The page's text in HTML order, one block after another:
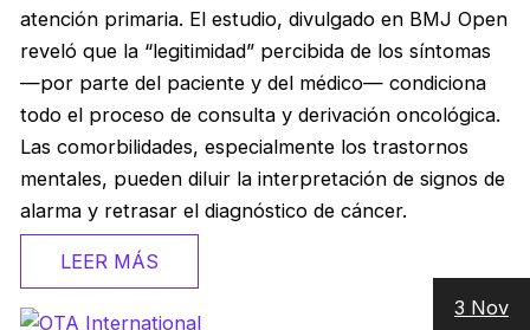
atención primaria. El estudio, divulgado en BMJ Open
reveló que la “legitimidad” percibida de los síntomas
—por parte del paciente y del médico— condiciona
todo el proceso de consulta y derivación oncológica.
Las comorbilidades, especialmente los trastornos
mentales, pueden diluir la interpretación de signos de
alarma y retrasar el diagnóstico de cáncer.
LEER MÁS
3 Nov